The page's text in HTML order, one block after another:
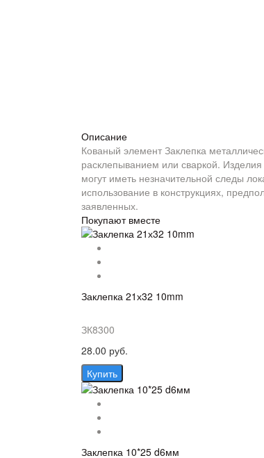
Описание
Кованый элемент Заклепка
расклепыванием или сваркой.
могут иметь незначительной следы
использование в конструкциях,
заявленных.
Покупают вместе
Заклепка 21х32 10mm
ЗК8300
28.00 руб.
Купить
Заклепка 10*25 d6мм